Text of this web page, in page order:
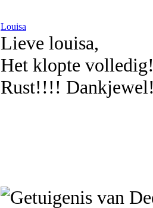
Louisa
Lieve louisa,
Het klopte
Rust!!!!